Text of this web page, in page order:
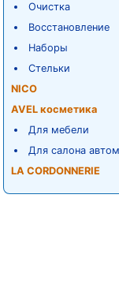
Очистка
Восстановление
Наборы
Стельки
NICO
AVEL косметика
Для мебели
Для салона
LA CORDONNERIE